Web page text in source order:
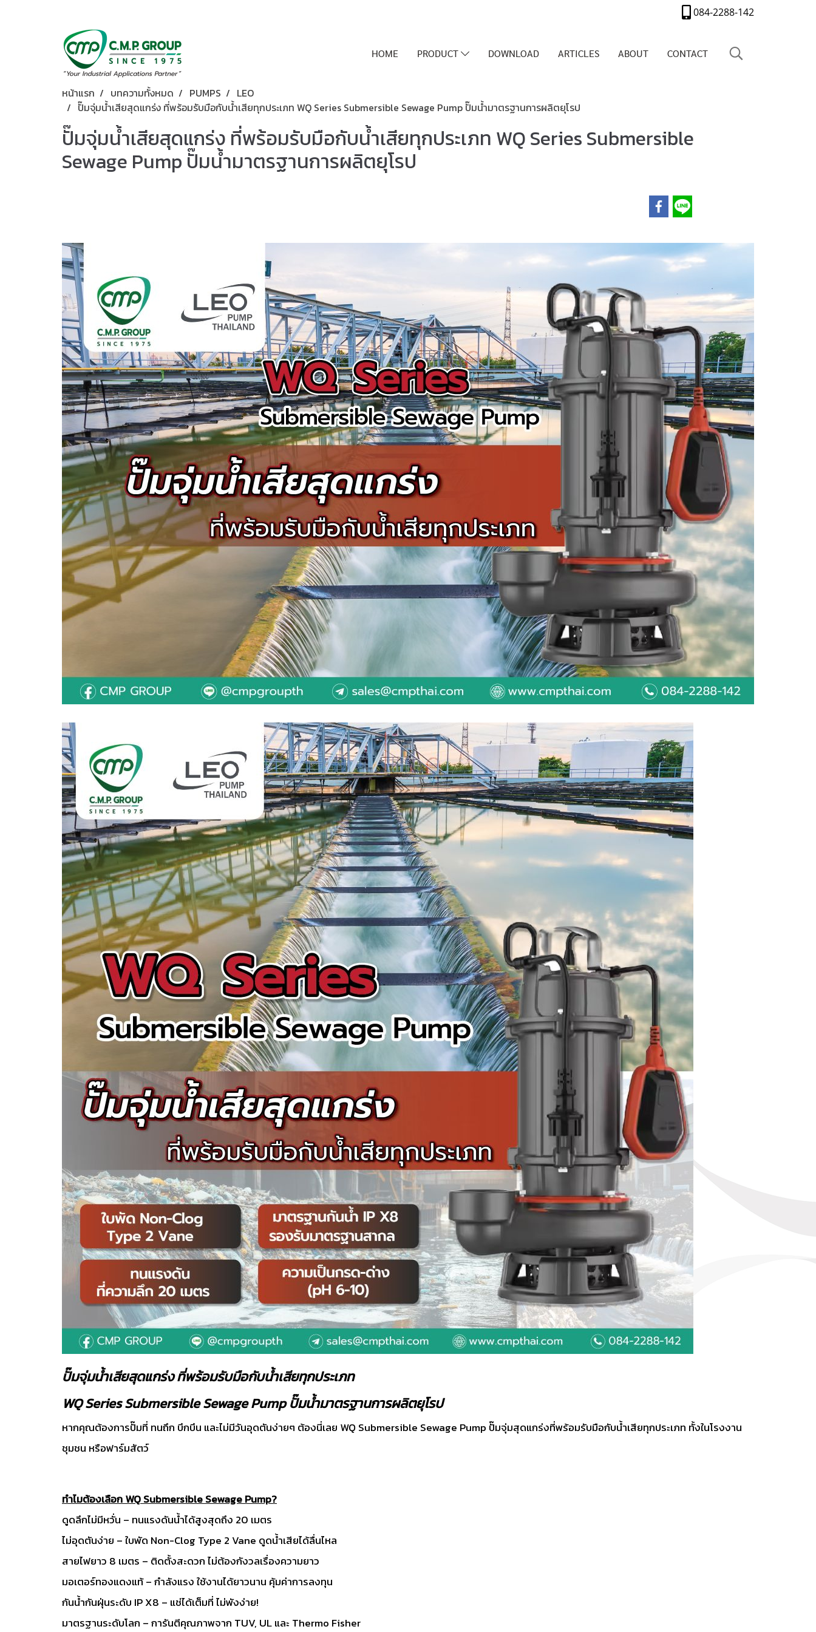
084-2288-142
HOME PRODUCT DOWNLOAD ARTICLES ABOUT CONTACT
หน้าแรก บทความทั้งหมด PUMPS
LEO
ปั๊มจุ่มน้ำเสียสุดแกร่ง ที่พร้อมรับมือกับน้ำเสียทุกประเภท WQ Series Submersible Sewage Pump ปั๊มน้ำมาตรฐานการผลิตยุโรป
ปั๊มจุ่มน้ำเสียสุดแกร่ง ที่พร้อมรับมือกับน้ำเสียทุกประเภท WQ Series Submersible
Sewage Pump ปั๊มน้ำมาตรฐานการผลิตยุโรป
ปั๊มจุ่มน้ำเสียสุดแกร่ง ที่พร้อมรับมือกับน้ำเสียทุกประเภท
WQ Series Submersible Sewage Pump ปั๊มน้ำมาตรฐานการผลิตยุโรป
หากคุณต้องการปั๊มที่ ทนถึก บึกบึน และไม่มีวันอุดตันง่ายๆ ต้องนี่เลย WQ Submersible Sewage Pump ปั๊มจุ่มสุดแกร่งที่พร้อมรับมือกับน้ำเสียทุกประเภท ทั้งในโรงงาน
ชุมชน หรือฟาร์มสัตว์
ทำไมต้องเลือก WQ Submersible Sewage Pump?
ดูดลึกไม่มีหวั่น – ทนแรงดันน้ำได้สูงสุดถึง 20 เมตร
ไม่อุดตันง่าย – ใบพัด Non-Clog Type 2 Vane ดูดน้ำเสียได้ลื่นไหล
สายไฟยาว 8 เมตร – ติดตั้งสะดวก ไม่ต้องกังวลเรื่องความยาว
มอเตอร์ทองแดงแท้ – กำลังแรง ใช้งานได้ยาวนาน คุ้มค่าการลงทุน
กันน้ำกันฝุ่นระดับ IP X8 – แช่ได้เต็มที่ ไม่พังง่าย!
มาตรฐานระดับโลก – การันตีคุณภาพจาก TUV, UL และ Thermo Fisher